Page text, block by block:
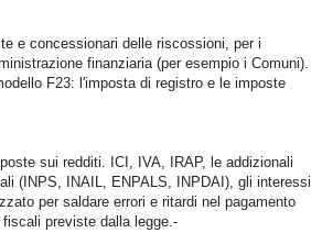
e concessionari delle riscossioni, per i
finanziaria (per esempio i Comuni).
F23: l'imposta di registro e le imposte
sui redditi. ICI, IVA, IRAP, le addizionali
(INPS, INAIL, ENPALS, INPDAI), gli interessi
per saldare errori e ritardi nel pagamento
previste dalla legge.-